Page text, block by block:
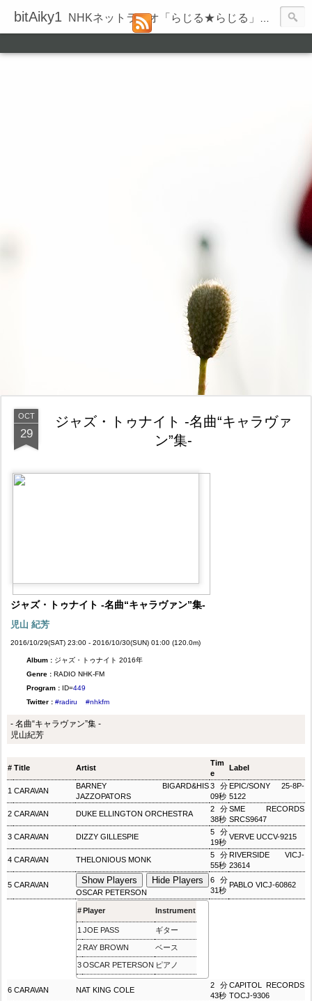
bitAiky1 NHKネットラジオ「らじる★らじる」の録音履歴
OCT
29
ジャズ・トゥナイト -名曲“キャラヴァ
ン”集-
ジャズ・トゥナイト -名曲“キャラヴァン”集-
児山 紀芳
2016/10/29(SAT) 23:00 - 2016/10/30(SUN) 01:00 (120.0m)
Album : ジャズ・トゥナイト 2016年
Genre : RADIO NHK-FM
Program : ID=449
Twitter : #radiru #nhkfm
- 名曲“キャラヴァン”集 -
児山紀芳
# Title Artist
Tim
e
Label
1 CARAVAN
BARNEY BIGARD&HIS
JAZZOPATORS
3分
09秒
EPIC/SONY 25-8P-
5122
2 CARAVAN DUKE ELLINGTON ORCHESTRA
2分
38秒
SME RECORDS
SRCS9647
3 CARAVAN DIZZY GILLESPIE
5分
19秒
VERVE UCCV-9215
4 CARAVAN THELONIOUS MONK
5分
55秒
RIVERSIDE VICJ-
23614
5 CARAVAN Show Players Hide Players
OSCAR PETERSON
6分
31秒
PABLO VICJ-60862
#Player Instrument
1 JOE PASS ギター
2 RAY BROWN ベース
3OSCAR PETERSON ピアノ
6 CARAVAN NAT KING COLE
2分
43秒
CAPITOL RECORDS
TOCJ-9306